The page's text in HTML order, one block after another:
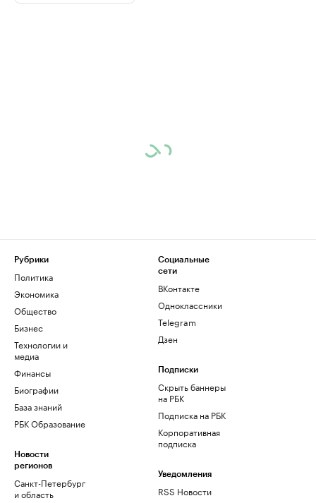
Рубрики
Политика
Экономика
Общество
Бизнес
Технологии и
медиа
Финансы
Биографии
База знаний
РБК Образование
Новости
регионов
Санкт-Петербург
и область
Социальные
сети
ВКонтакте
Одноклассники
Telegram
Дзен
Подписки
Скрыть баннеры
на РБК
Подписка на РБК
Корпоративная
подписка
Уведомления
RSS Новости